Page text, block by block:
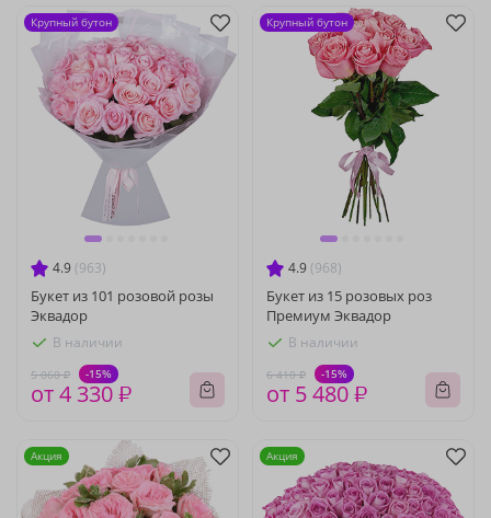
4.9 (963)
Букет из 101 розовой розы
Эквадор
В наличии
5 060 ₽ -15%
от 4 330 ₽
Крупный бутон
4.9 (968)
Букет из 15 розовых роз
Премиум Эквадор
В наличии
6 410 ₽ -15%
от 5 480 ₽
Крупный бутон
Акция Акция